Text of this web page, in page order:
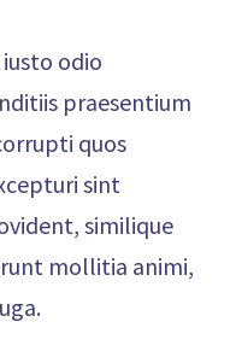
odio
praesentium
quos
sint
similique
mollitia animi,